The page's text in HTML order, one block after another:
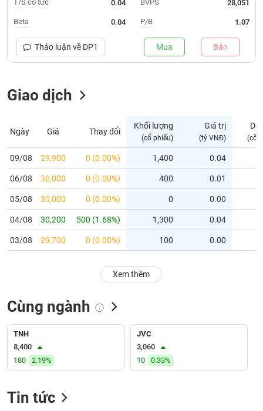
Trạng
phiếu
mô
Niêm
yết
Niêm
yết
mới
Niêm
yết
sung
Theo
đặc
biệt
Không
ký
quỹ
T/S cổ tức 0.04
Beta 0.04
BVPS 28,051
P/B 1.07
Thảo luận về DP1 Mua Bán
Giao dịch
Ngày Giá Thay đổi
Khối lượng
(cổ phiếu)
Giá trị
(tỷ VNĐ)
Dư
(cổ
09/08 29,900 0 (0.00%) 1,400 0.04
06/08 30,000 0 (0.00%) 400 0.01
05/08 30,000 0 (0.00%) 0 0.00
04/08 30,200 500 (1.68%) 1,300 0.04
03/08 29,700 0 (0.00%) 100 0.00
Xem thêm
Cùng ngành
TNH
8,400
180
2.19%
JVC
3,060
10
0.33%
Tin tức
NGÀNH
DOANH
NGHIỆP
PHIẾU
PHÁI
SINH
TRÁI
CÔNG
TƯ
XUẤT
DỮ